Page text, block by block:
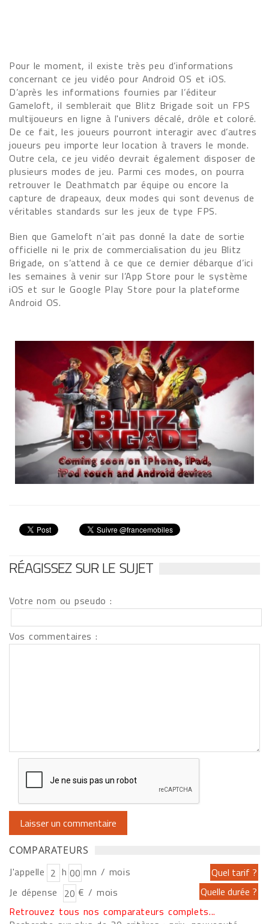
Pour le moment, il existe très peu d’informations
concernant ce jeu vidéo pour Android OS et iOS.
D’après les informations fournies par l’éditeur
Gameloft, il semblerait que Blitz Brigade soit un FPS
multijoueurs en ligne à l'univers décalé, drôle et coloré.
De ce fait, les joueurs pourront interagir avec d’autres
joueurs peu importe leur location à travers le monde.
Outre cela, ce jeu vidéo devrait également disposer de
plusieurs modes de jeu. Parmi ces modes, on pourra
retrouver le Deathmatch par équipe ou encore la
capture de drapeaux, deux modes qui sont devenus de
véritables standards sur les jeux de type FPS.
Bien que Gameloft n’ait pas donné la date de sortie
officielle ni le prix de commercialisation du jeu Blitz
Brigade, on s’attend à ce que ce dernier débarque d’ici
les semaines à venir sur l’App Store pour le système
iOS et sur le Google Play Store pour la plateforme
Android OS.
RÉAGISSEZ SUR LE SUJET
Votre nom ou pseudo :
Vos commentaires :
COMPARATEURS
J'appelle h
mn / mois
Je dépense
€ / mois
Retrouvez tous nos comparateurs complets...